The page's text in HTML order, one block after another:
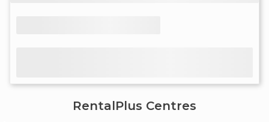
RentalPlus Centres